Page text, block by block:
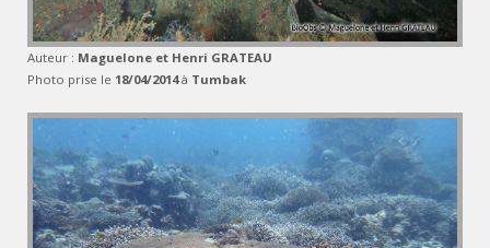
Auteur : Maguelone et Henri GRATEAU
Photo prise le 18/04/2014à Tumbak